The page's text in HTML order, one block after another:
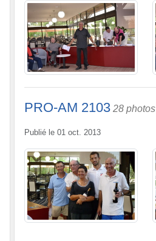
PRO-AM 2103 28 photos
Publié le 01 oct. 2013